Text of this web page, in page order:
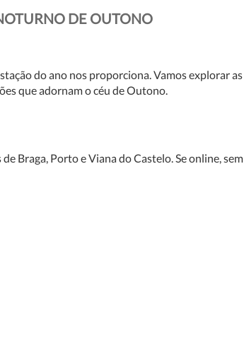
DE OUTONO
do ano nos proporciona. Vamos explorar as
que adornam o céu de Outono.
Braga, Porto e Viana do Castelo. Se online, sem